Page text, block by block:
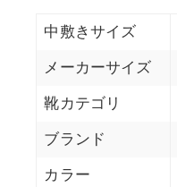
中敷きサイズ
メーカーサイズ
靴カテゴリ
ブランド
カラー